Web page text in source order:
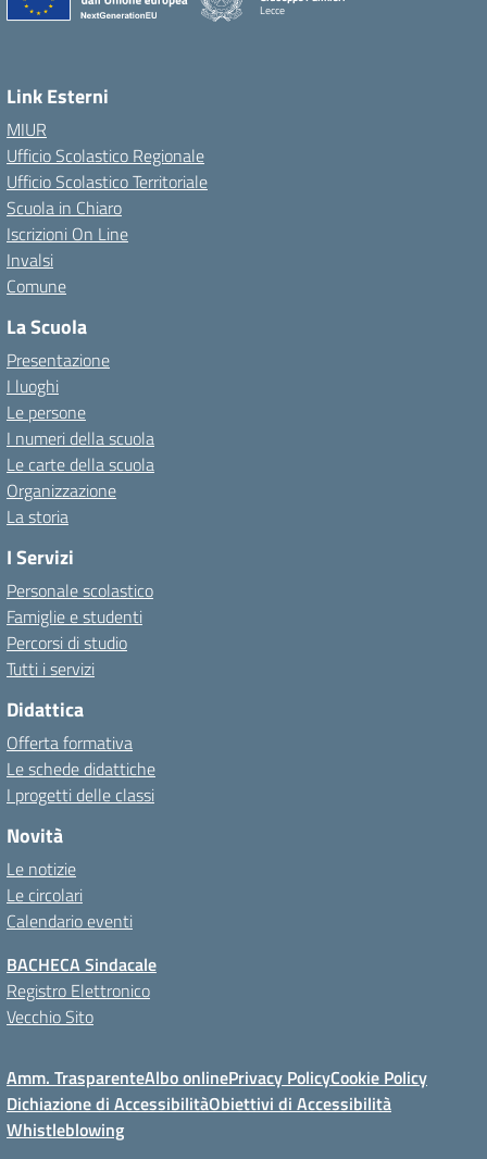
Lecce
Link Esterni
MIUR
Ufficio Scolastico Regionale
Ufficio Scolastico Territoriale
Scuola in Chiaro
Iscrizioni On Line
Invalsi
Comune
La Scuola
Presentazione
I luoghi
Le persone
I numeri della scuola
Le carte della scuola
Organizzazione
La storia
I Servizi
Personale scolastico
Famiglie e studenti
Percorsi di studio
Tutti i servizi
Didattica
Offerta formativa
Le schede didattiche
I progetti delle classi
Novità
Le notizie
Le circolari
Calendario eventi
BACHECA Sindacale
Registro Elettronico
Vecchio Sito
Amm. TrasparenteAlbo onlinePrivacy PolicyCookie Policy
Dichiazione di AccessibilitàObiettivi di Accessibilità
Whistleblowing